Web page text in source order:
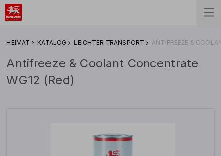
HEIMAT KATALOG LEICHTER TRANSPORT ANTIFREEZE &
Antifreeze & Coolant Concentrate
WG12 (Red)